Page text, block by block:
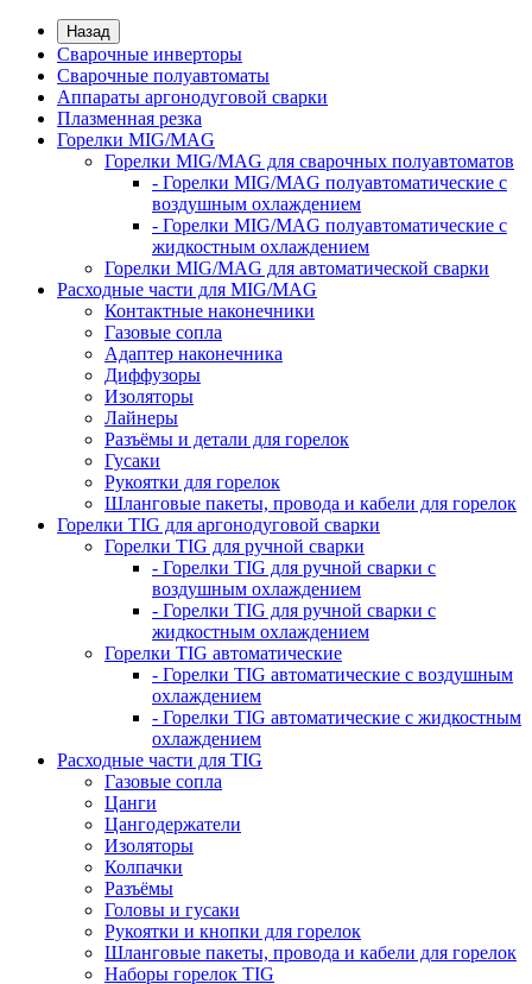
Назад
Сварочные инверторы
Сварочные полуавтоматы
Аппараты аргонодуговой сварки
Плазменная резка
Горелки MIG/MAG
Горелки MIG/MAG для сварочных полуавтоматов
- Горелки MIG/MAG полуавтоматические с
воздушным охлаждением
- Горелки MIG/MAG полуавтоматические с
жидкостным охлаждением
Горелки MIG/MAG для автоматической сварки
Расходные части для MIG/MAG
Контактные наконечники
Газовые сопла
Адаптер наконечника
Диффузоры
Изоляторы
Лайнеры
Разъёмы и детали для горелок
Гусаки
Рукоятки для горелок
Шланговые пакеты, провода и кабели для горелок
Горелки TIG для аргонодуговой сварки
Горелки TIG для ручной сварки
- Горелки TIG для ручной сварки с
воздушным охлаждением
- Горелки TIG для ручной сварки с
жидкостным охлаждением
Горелки TIG автоматические
- Горелки TIG автоматические с воздушным
охлаждением
- Горелки TIG автоматические с жидкостным
охлаждением
Расходные части для TIG
Газовые сопла
Цанги
Цангодержатели
Изоляторы
Колпачки
Разъёмы
Головы и гусаки
Рукоятки и кнопки для горелок
Шланговые пакеты, провода и кабели для горелок
Наборы горелок TIG